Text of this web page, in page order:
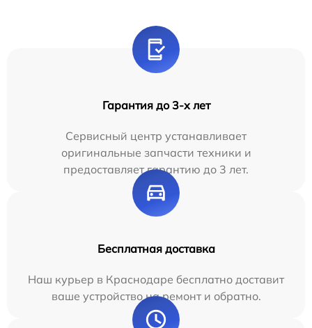
Гарантия до 3-х лет
Сервисный центр устанавливает
оригинальные запчасти техники и
предоставляет гарантию до 3 лет.
Бесплатная доставка
Наш курьер в Краснодаре бесплатно доставит
ваше устройство на ремонт и обратно.